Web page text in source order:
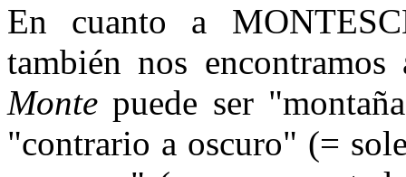
En cuanto a
también nos
Monte puede ser
"contrario a oscu­ro" (=